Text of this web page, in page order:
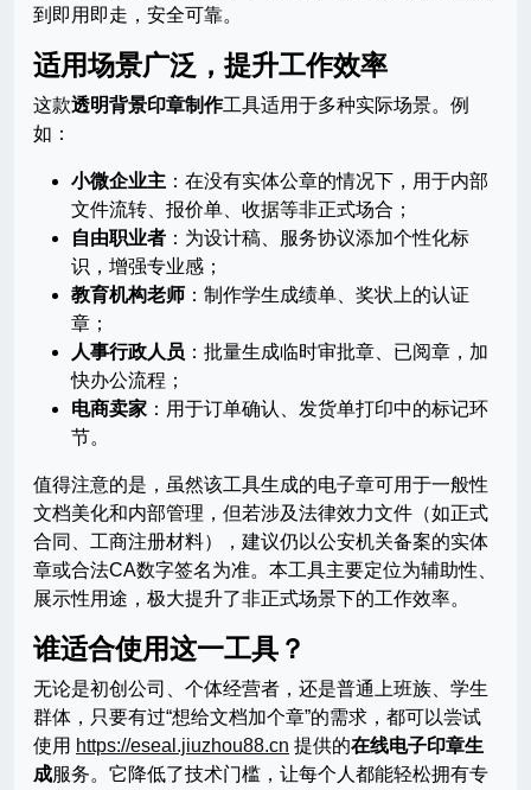
到即用即走，安全可靠。
适用场景广泛，提升工作效率
这款透明背景印章制作工具适用于多种实际场景。例
如：
小微企业主 ：在没有实体公章的情况下，用于内部
文件流转、报价单、收据等非正式场合；
自由职业者 ：为设计稿、服务协议添加个性化标
识，增强专业感；
教育机构老师 ：制作学生成绩单、奖状上的认证
章；
人事行政人员 ：批量生成临时审批章、已阅章，加
快办公流程；
电商卖家 ：用于订单确认、发货单打印中的标记环
节。
值得注意的是，虽然该工具生成的电子章可用于一般性
文档美化和内部管理，但若涉及法律效力文件（如正式
合同、工商注册材料），建议仍以公安机关备案的实体
章或合法CA数字签名为准。本工具主要定位为辅助性、
展示性用途，极大提升了非正式场景下的工作效率。
谁适合使用这一工具？
无论是初创公司、个体经营者，还是普通上班族、学生
群体，只要有过“想给文档加个章”的需求，都可以尝试
使用 https://eseal.jiuzhou88.cn 提供的在线电子印章生
成服务。它降低了技术门槛，让每个人都能轻松拥有专